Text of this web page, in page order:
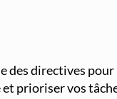
des directives
prioriser vos